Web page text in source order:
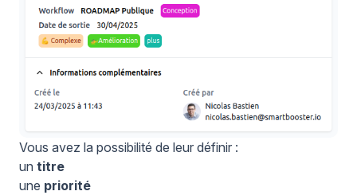
Vous avez la possibilité de leur définir :
un titre
une priorité